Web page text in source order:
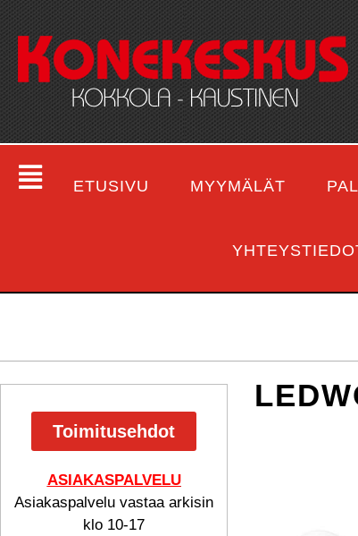
ETUSIVU MYYMÄLÄT
Toimitusehdot
ASIAKASPALVELU
Asiakaspalvelu vastaa arkisin
klo 10-17